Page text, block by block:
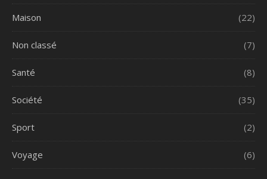
Maison (22)
Non classé (7)
Santé (8)
Société (35)
Sport (2)
Voyage (6)